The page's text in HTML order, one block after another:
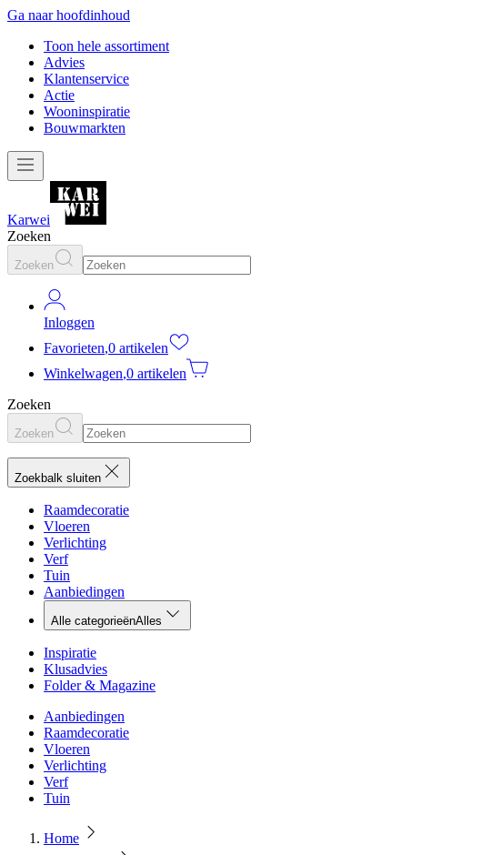
Ga naar hoofdinhoud
Toon hele assortiment
Advies
Klantenservice
Actie
Wooninspiratie
Bouwmarkten
Karwei
Zoeken
Zoeken
Inloggen
Favorieten,0 artikelen
Winkelwagen,0 artikelen
Zoeken
Zoeken
Zoekbalk sluiten
Raamdecoratie
Vloeren
Verlichting
Verf
Tuin
Aanbiedingen
Alle categorieënAlles
Inspiratie
Klusadvies
Folder & Magazine
Aanbiedingen
Raamdecoratie
Vloeren
Verlichting
Verf
Tuin
Home